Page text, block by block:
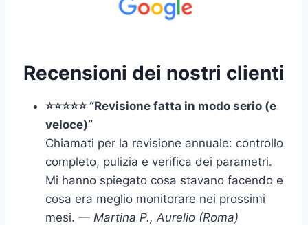
Recensioni dei nostri clienti
⭐⭐⭐⭐⭐ “Revisione fatta in modo serio (e
veloce)”
Chiamati per la revisione annuale: controllo
completo, pulizia e verifica dei parametri.
Mi hanno spiegato cosa stavano facendo e
cosa era meglio monitorare nei prossimi
mesi. — Martina P., Aurelio (Roma)